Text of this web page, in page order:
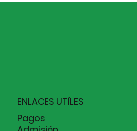
ENLACES UTÍLES
Pagos